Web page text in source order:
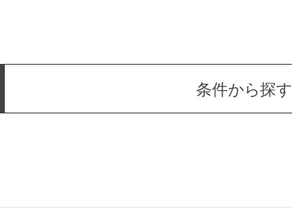
条件から探す